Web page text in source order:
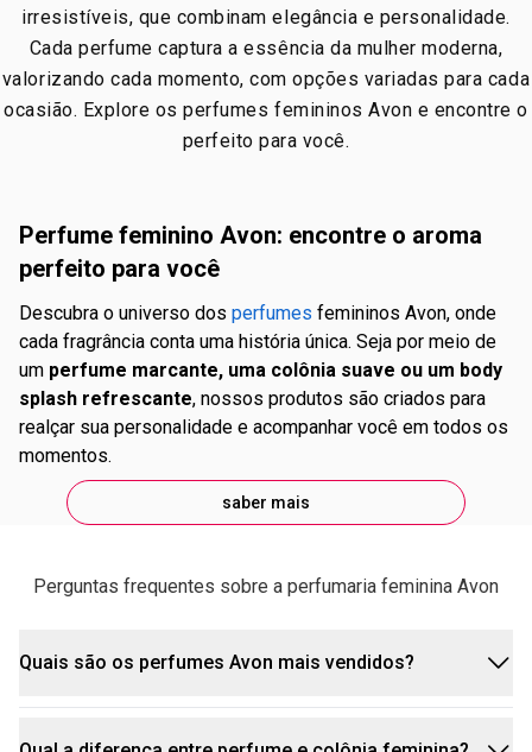
irresistíveis, que combinam elegância e personalidade.
Cada perfume captura a essência da mulher moderna,
valorizando cada momento, com opções variadas para cada
ocasião. Explore os perfumes femininos Avon e encontre o
perfeito para você.
Perfume feminino Avon: encontre o aroma
perfeito para você
Descubra o universo dos perfumes femininos Avon, onde
cada fragrância conta uma história única. Seja por meio de
um perfume marcante, uma colônia suave ou um body
splash refrescante, nossos produtos são criados para
realçar sua personalidade e acompanhar você em todos os
momentos.
saber mais
fórmulas com qualidade internacional a preços
Perguntas frequentes sobre a perfumaria feminina Avon
Quais são os perfumes Avon mais vendidos?